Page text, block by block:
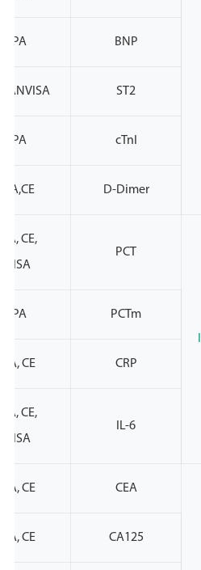
BNP
ST2
ANVISA
cTnI
D-Dimer
PCT
CE,
PCTm
CRP
CE
IL-6
CE,
CEA
CE
CA125
CE